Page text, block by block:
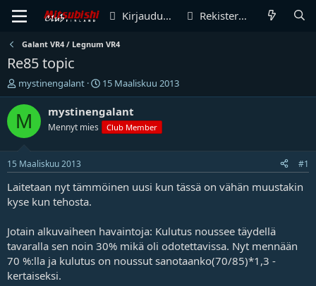
Kirjaudu sisään Rekisteröidy
Galant VR4 / Legnum VR4
Re85 topic
V
i
e
s
k
e
t
u
a
l
o
i
mystinengalant
A
l
o
i
t
p
ä
m
ä
ä
15 Maaliskuu 2013
M mystinengalant
Mennyt mies Club Member
15 Maaliskuu 2013 #1
Laitetaan nyt tämmöinen uusi kun tässä on vähän muustakin
kyse kun tehosta.
Jotain alkuvaiheen havaintoja: Kulutus noussee täydellä
tavaralla sen noin 30% mikä oli odotettavissa. Nyt mennään
70 %:lla ja kulutus on noussut sanotaanko(70/85)*1,3 -
kertaiseksi.